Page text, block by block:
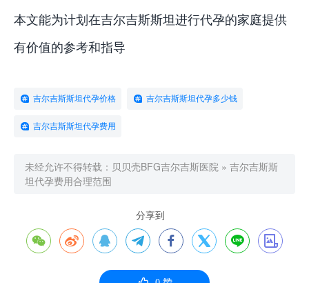
本文能为计划在吉尔吉斯斯坦进行代孕的家庭提供
有价值的参考和指导
吉尔吉斯斯坦代孕价格 吉尔吉斯斯坦代孕多少钱
吉尔吉斯斯坦代孕费用
未经允许不得转载： 贝贝壳BFG吉尔吉斯医院 » 吉尔吉斯斯
坦代孕费用合理范围
分享到
       